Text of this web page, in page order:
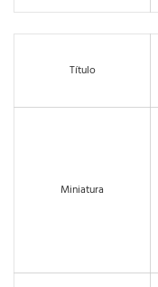
Título
Miniatura